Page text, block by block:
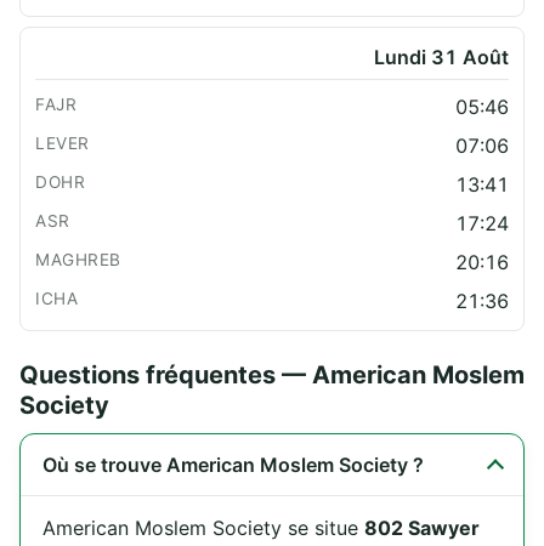
Lundi 31 Août
05:46
07:06
13:41
17:24
20:16
21:36
Questions fréquentes — American Moslem
Society
Où se trouve American Moslem Society ?
American Moslem Society se situe 802 Sawyer